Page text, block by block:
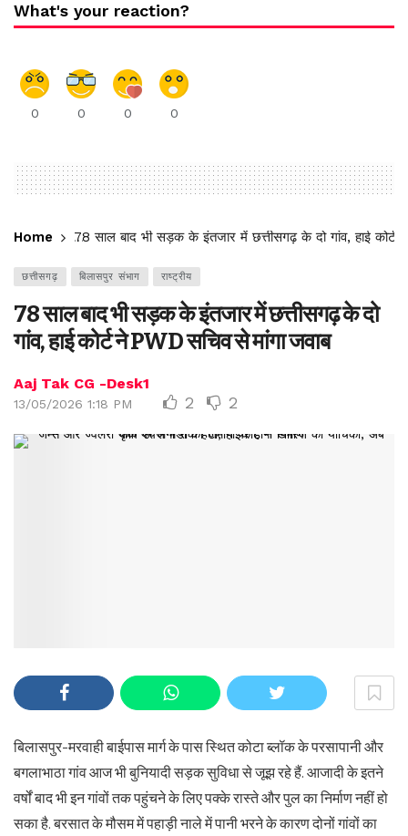
What's your reaction?
0 0 0 0
Home 78 साल बाद भी सड़क के इंतजार में छत्तीसगढ़ के दो गांव, हाई कोर्ट
छत्तीसगढ़ बिलासपुर संभाग राष्ट्रीय
78 साल बाद भी सड़क के इंतजार में छत्तीसगढ़ के दो
गांव, हाई कोर्ट ने PWD सचिव से मांगा जवाब
Aaj Tak CG -Desk1
13/05/2026 1:18 PM 2 2
बिलासपुर-मरवाही बाईपास मार्ग के पास स्थित कोटा ब्लॉक के परसापानी और
बगलाभाठा गांव आज भी बुनियादी सड़क सुविधा से जूझ रहे हैं. आजादी के इतने
वर्षों बाद भी इन गांवों तक पहुंचने के लिए पक्के रास्ते और पुल का निर्माण नहीं हो
सका है. बरसात के मौसम में पहाड़ी नाले में पानी भरने के कारण दोनों गांवों का